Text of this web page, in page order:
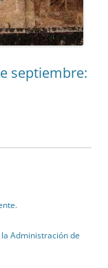
septiembre:
Administración de